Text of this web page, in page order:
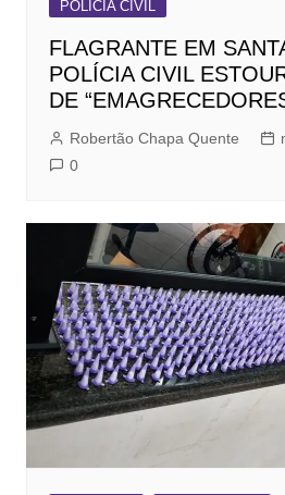
POLICIA CIVIL
FLAGRANTE EM
POLÍCIA CIVIL
DE
Robertão Chapa Quente
0